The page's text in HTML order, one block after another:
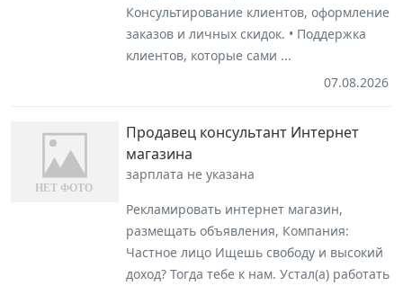
Консультирование клиентов, оформление
заказов и личных скидок. • Поддержка
клиентов, которые сами ...
07.08.2026
Продавец консультант Интернет
магазина
зарплата не указана
Рекламировать интернет магазин,
размещать объявления, Компания:
Частное лицо Ищешь свободу и высокий
доход? Тогда тебе к нам. Устал(а) работать